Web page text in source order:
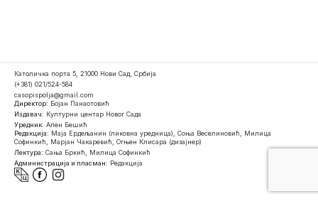
Католичка порта 5, 21000 Нови Сад, Србија
(+381) 021/524-584
casopispolja@gmail.com
Директор: Бојан Панаотовић
Издавач: Културни центар Новог Сада
Уредник: Ален Бешић
Редакција: Маја Ердељанин (ликовна уредница), Соња Веселиновић, Милица
Софинкић, Марјан Чакаревић, Огњен Клисара (дизајнер)
Лектура: Сања Бркић, Милица Софинкић
Администрација и пласман: Редакција